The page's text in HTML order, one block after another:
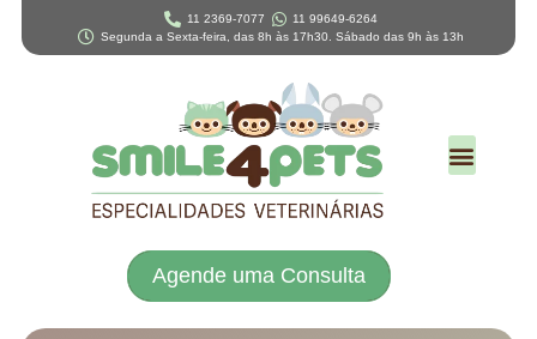
11 2369-7077
11 99649-6264
Segunda a Sexta-feira, das 8h às 17h30. Sábado das 9h às 13h
Agende uma Consulta